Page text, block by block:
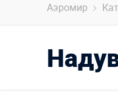
Аэромир